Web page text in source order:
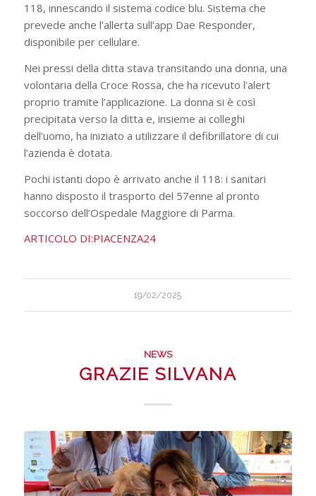
118, innescando il sistema codice blu. Sistema che
prevede anche l’allerta sull’app Dae Responder,
disponibile per cellulare.
Nei pressi della ditta stava transitando una donna, una
volontaria della Croce Rossa, che ha ricevuto l’alert
proprio tramite l’applicazione. La donna si è così
precipitata verso la ditta e, insieme ai colleghi
dell’uomo, ha iniziato a utilizzare il defibrillatore di cui
l’azienda è dotata.
Pochi istanti dopo è arrivato anche il 118: i sanitari
hanno disposto il trasporto del 57enne al pronto
soccorso dell’Ospedale Maggiore di Parma.
ARTICOLO DI:PIACENZA24
19/02/2025
NEWS
GRAZIE SILVANA